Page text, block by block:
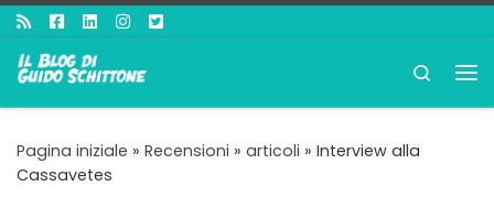
Passa al contenuto
Search
Pagina iniziale » Recensioni » articoli » Interview alla
Cassavetes